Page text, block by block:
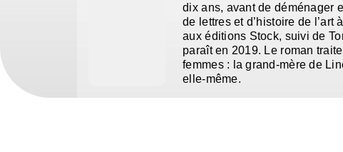
dix ans, avant de déménager
de lettres et d’histoire de l’art
aux éditions Stock, suivi de
paraît en 2019. Le roman
femmes : la grand-mère de
elle-même.